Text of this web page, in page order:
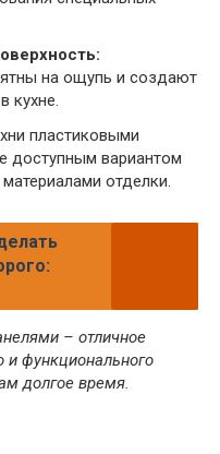
на ощупь и создают
кухне.
пластиковыми
доступным вариантом
отделки.
– отличное
и функционального
долгое время.